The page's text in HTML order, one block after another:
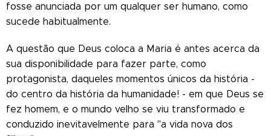
fosse anunciada por um qualquer ser humano, como
sucede habitualmente.
A questão que Deus coloca a Maria é antes acerca da
sua disponibilidade para fazer parte, como
protagonista, daqueles momentos únicos da história -
do centro da história da humanidade! - em que Deus se
fez homem, e o mundo velho se viu transformado e
conduzido inevitavelmente para "a vida nova dos